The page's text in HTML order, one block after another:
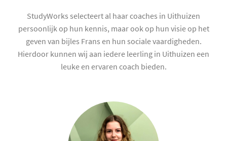
StudyWorks selecteert al haar coaches in Uithuizen
persoonlijk op hun kennis, maar ook op hun visie op het
geven van bijles Frans en hun sociale vaardigheden.
Hierdoor kunnen wij aan iedere leerling in Uithuizen een
leuke en ervaren coach bieden.